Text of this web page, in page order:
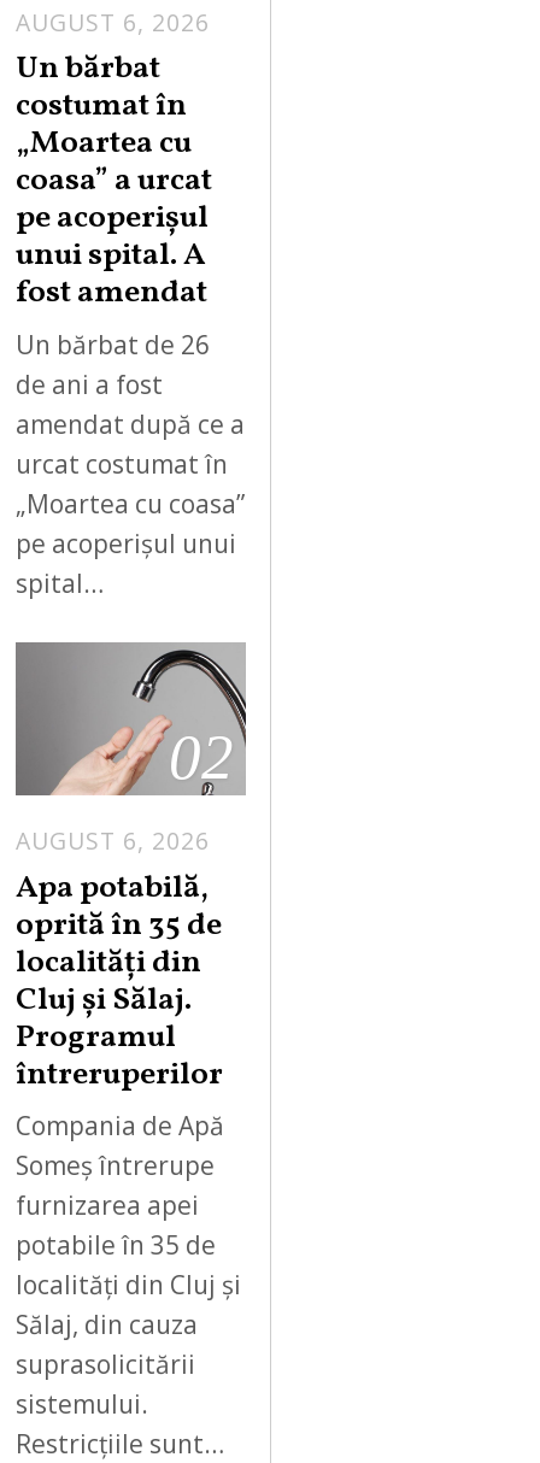
AUGUST 6, 2026
Un bărbat
costumat în
„Moartea cu
coasa” a urcat
pe acoperișul
unui spital. A
fost amendat
Un bărbat de 26
de ani a fost
amendat după ce a
urcat costumat în
„Moartea cu coasa”
pe acoperișul unui
spital…
02
AUGUST 6, 2026
Apa potabilă,
oprită în 35 de
localități din
Cluj și Sălaj.
Programul
întreruperilor
Compania de Apă
Someș întrerupe
furnizarea apei
potabile în 35 de
localități din Cluj și
Sălaj, din cauza
suprasolicitării
sistemului.
Restricțiile sunt…